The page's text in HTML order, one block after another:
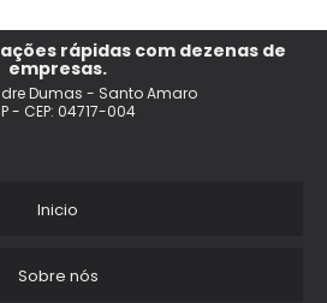
rápidas com dezenas de
empresas.
Dumas - Santo Amaro
- CEP: 04717-004
Inicio
Sobre nós